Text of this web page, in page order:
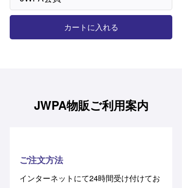
JWPA物販ご利用案内
ご注文方法
インターネットにて24時間受け付けてお